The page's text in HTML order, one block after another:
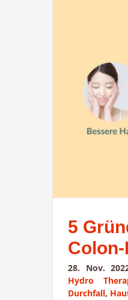
5
28. Nov.
Hydro
Durchfall,